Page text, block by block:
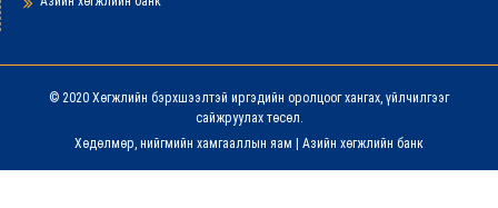
© 2020 Хөгжлийн бэрхшээлтэй иргэдийн оролцоог хангах, үйлчилгээг
сайжруулах төсөл.
Хөдөлмөр, нийгмийн хамгааллын яам | Азийн хөгжлийн банк